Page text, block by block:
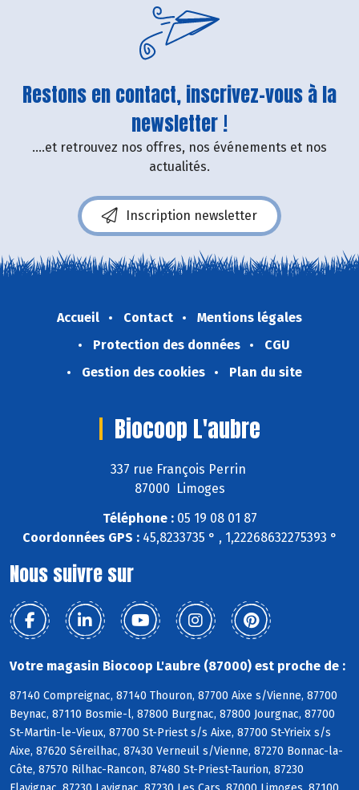
Restons en contact, inscrivez-vous à la
newsletter !
....et retrouvez nos offres, nos événements et nos
actualités.
Inscription newsletter
Accueil Contact
Mentions légales
Protection des données
CGU
Gestion des cookies
Plan du site
Biocoop L'aubre
337 rue François Perrin
87000 Limoges
Téléphone :05 19 08 01 87
Coordonnées GPS :45,8233735 ° , 1,22268632275393 °
Nous suivre sur
Votre magasin Biocoop L'aubre (87000) est proche de :
87140 Compreignac, 87140 Thouron, 87700 Aixe s/Vienne, 87700
Beynac, 87110 Bosmie-l, 87800 Burgnac, 87800 Jourgnac, 87700
St-Martin-le-Vieux, 87700 St-Priest s/s Aixe, 87700 St-Yrieix s/s
Aixe, 87620 Séreilhac, 87430 Verneuil s/Vienne, 87270 Bonnac-la-
Côte, 87570 Rilhac-Rancon, 87480 St-Priest-Taurion, 87230